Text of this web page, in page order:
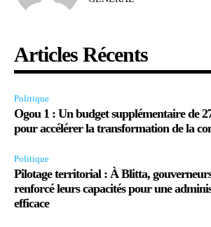
Articles Récents
Politique
Ogou 1 : Un budget supplémentaire de
pour accélérer la transformation de la
Politique
Pilotage territorial : À Blitta,
renforcé leurs capacités pour une
efficace